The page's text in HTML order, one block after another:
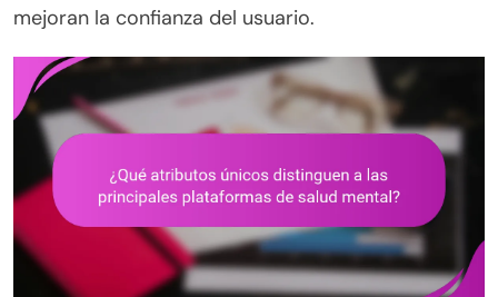
mejoran la confianza del usuario.